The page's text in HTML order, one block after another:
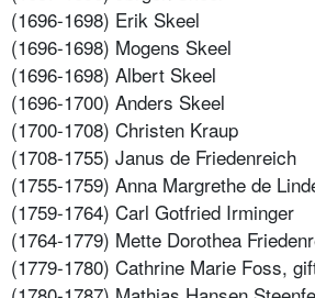
(1696-1698) Erik Skeel
(1696-1698) Mogens Skeel
(1696-1698) Albert Skeel
(1696-1700) Anders Skeel
(1700-1708) Christen Kraup
(1708-1755) Janus de Friedenreich
(1755-1759) Anna Margrethe de
(1759-1764) Carl Gotfried Irminger
(1764-1779) Mette Dorothea
(1779-1780) Cathrine Marie Foss,